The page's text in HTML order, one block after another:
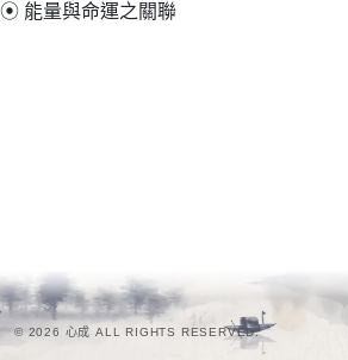
⦿ 能量與命運之關聯
© 2026 心成 ALL RIGHTS RESERVED.